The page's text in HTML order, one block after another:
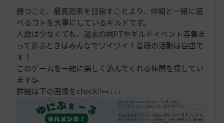
勝つこと、最高効率を目指すことより、仲間と一緒に遊
べるコトを大事にしているギルドです。
人数は少なくても、週末の祠PTやギルドイベント等集ま
って遊ぶときはみんなでワイワイ！普段の活動は自由で
す！
このゲームを一緒に楽しく遊んでくれる仲間を探してい
ます🥳
詳細は下の画像をcheck!!👀↓↓↓